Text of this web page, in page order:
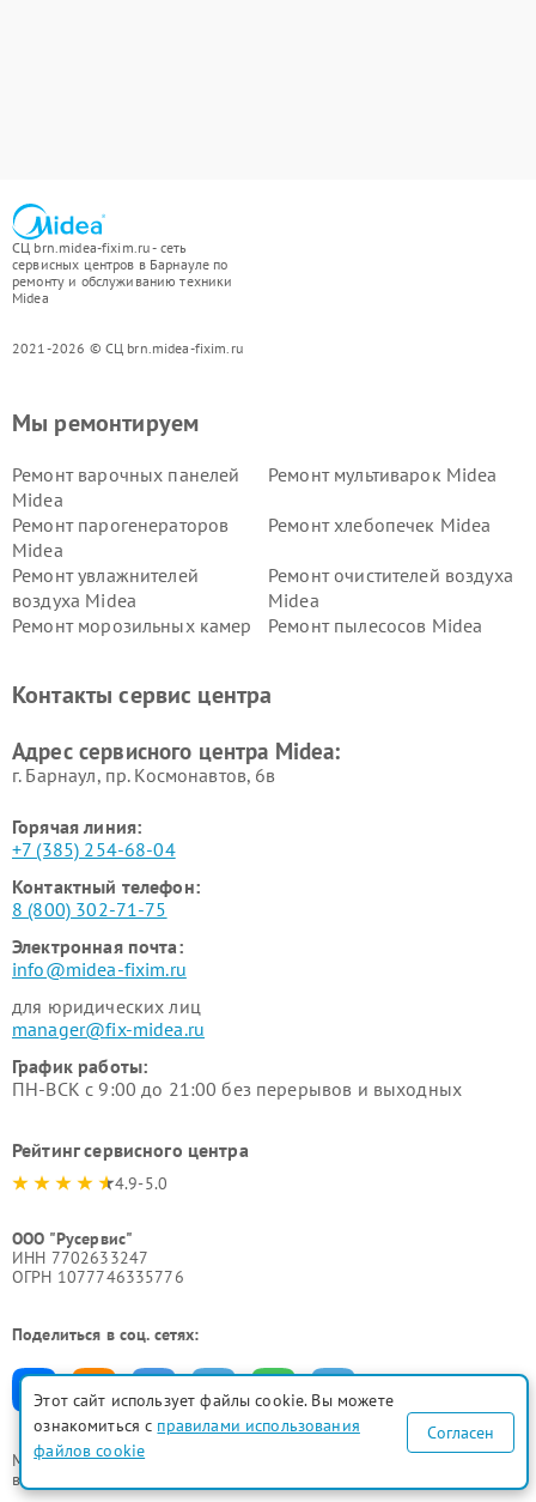
СЦ brn.midea-fixim.ru - сеть
сервисных центров в Барнауле по
ремонту и обслуживанию техники
Midea
2021-2026 © СЦ brn.midea-fixim.ru
Мы принимаем
все формы оплаты
Мы ремонтируем
Ремонт варочных панелей
Midea
Ремонт мультиварок Midea
Ремонт парогенераторов
Midea
Ремонт хлебопечек Midea
Ремонт увлажнителей
воздуха Midea
Ремонт очистителей воздуха
Midea
Ремонт морозильных камер
Ремонт пылесосов Midea
пылесосов Midea
Midea
Контакты сервис центра
Адрес сервисного центра Midea:
г. Барнаул, ​пр. Космонавтов, 6в
Горячая линия:
+7 (385) 254-68-04
Контактный телефон:
8 (800) 302-71-75
Электронная почта:
info@midea-fixim.ru
для юридических лиц
manager@fix-midea.ru
График работы:
ПН-ВСК с 9:00 до 21:00 без перерывов и выходных
Рейтинг сервисного центра
4.9-5.0
ООО "Русервис"
ИНН 7702633247
ОГРН 1077746335776
Поделиться в соц. сетях:
Этот сайт использует файлы cookie. Вы можете
ознакомиться с правилами использования
файлов cookie
Согласен